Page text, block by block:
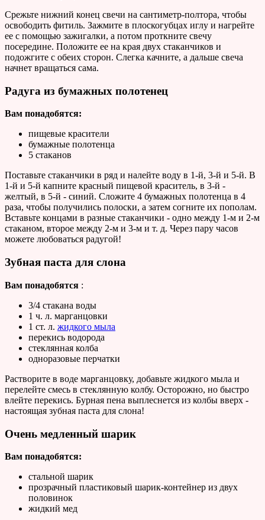
Срежьте нижний конец свечи на сантиметр-полтора, чтобы
освободить фитиль. Зажмите в плоскогубцах иглу и нагрейте
ее с помощью зажигалки, а потом проткните свечу
посередине. Положите ее на края двух стаканчиков и
подожгите с обеих сторон. Слегка качните, а дальше свеча
начнет вращаться сама.
Радуга из бумажных полотенец
Вам понадобятся:
пищевые красители
бумажные полотенца
5 стаканов
Поставьте стаканчики в ряд и налейте воду в 1-й, 3-й и 5-й. В
1-й и 5-й капните красный пищевой краситель, в 3-й -
желтый, в 5-й - синий. Сложите 4 бумажных полотенца в 4
раза, чтобы получились полоски, а затем согните их пополам.
Вставьте концами в разные стаканчики - одно между 1-м и 2-м
стаканом, второе между 2-м и 3-м и т. д. Через пару часов
можете любоваться радугой!
Зубная паста для слона
Вам понадобятся :
3/4 стакана воды
1 ч. л. марганцовки
1 ст. л. жидкого мыла
перекись водорода
стеклянная колба
одноразовые перчатки
Растворите в воде марганцовку, добавьте жидкого мыла и
перелейте смесь в стеклянную колбу. Осторожно, но быстро
влейте перекись. Бурная пена выплеснется из колбы вверх -
настоящая зубная паста для слона!
Очень медленный шарик
Вам понадобятся:
стальной шарик
прозрачный пластиковый шарик-контейнер из двух
половинок
жидкий мед